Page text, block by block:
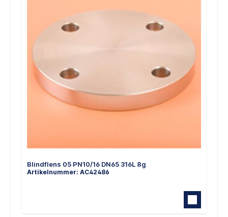
Blindflens 05 PN10/16 DN65 316L 8g
Artikelnummer: AC42486